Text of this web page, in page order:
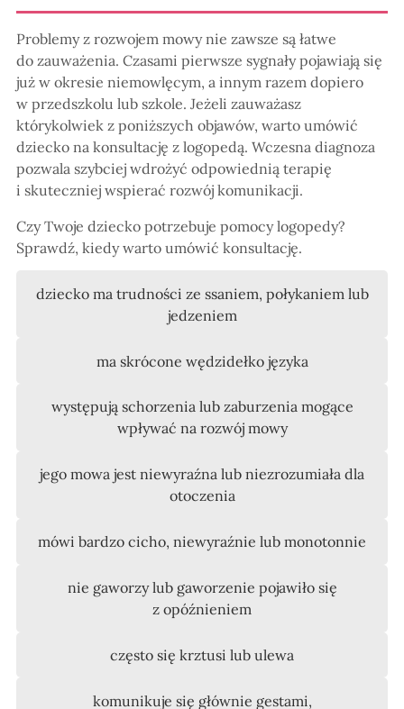
Problemy z rozwojem mowy nie zawsze są łatwe
do zauważenia. Czasami pierwsze sygnały pojawiają się
już w okresie niemowlęcym, a innym razem dopiero
w przedszkolu lub szkole. Jeżeli zauważasz
którykolwiek z poniższych objawów, warto umówić
dziecko na konsultację z logopedą. Wczesna diagnoza
pozwala szybciej wdrożyć odpowiednią terapię
i skuteczniej wspierać rozwój komunikacji.
Czy Twoje dziecko potrzebuje pomocy logopedy?
Sprawdź, kiedy warto umówić konsultację.
dziecko ma trudności ze ssaniem, połykaniem lub
jedzeniem
ma skrócone wędzidełko języka
występują schorzenia lub zaburzenia mogące
wpływać na rozwój mowy
jego mowa jest niewyraźna lub niezrozumiała dla
otoczenia
mówi bardzo cicho, niewyraźnie lub monotonnie
nie gaworzy lub gaworzenie pojawiło się
z opóźnieniem
często się krztusi lub ulewa
komunikuje się głównie gestami,